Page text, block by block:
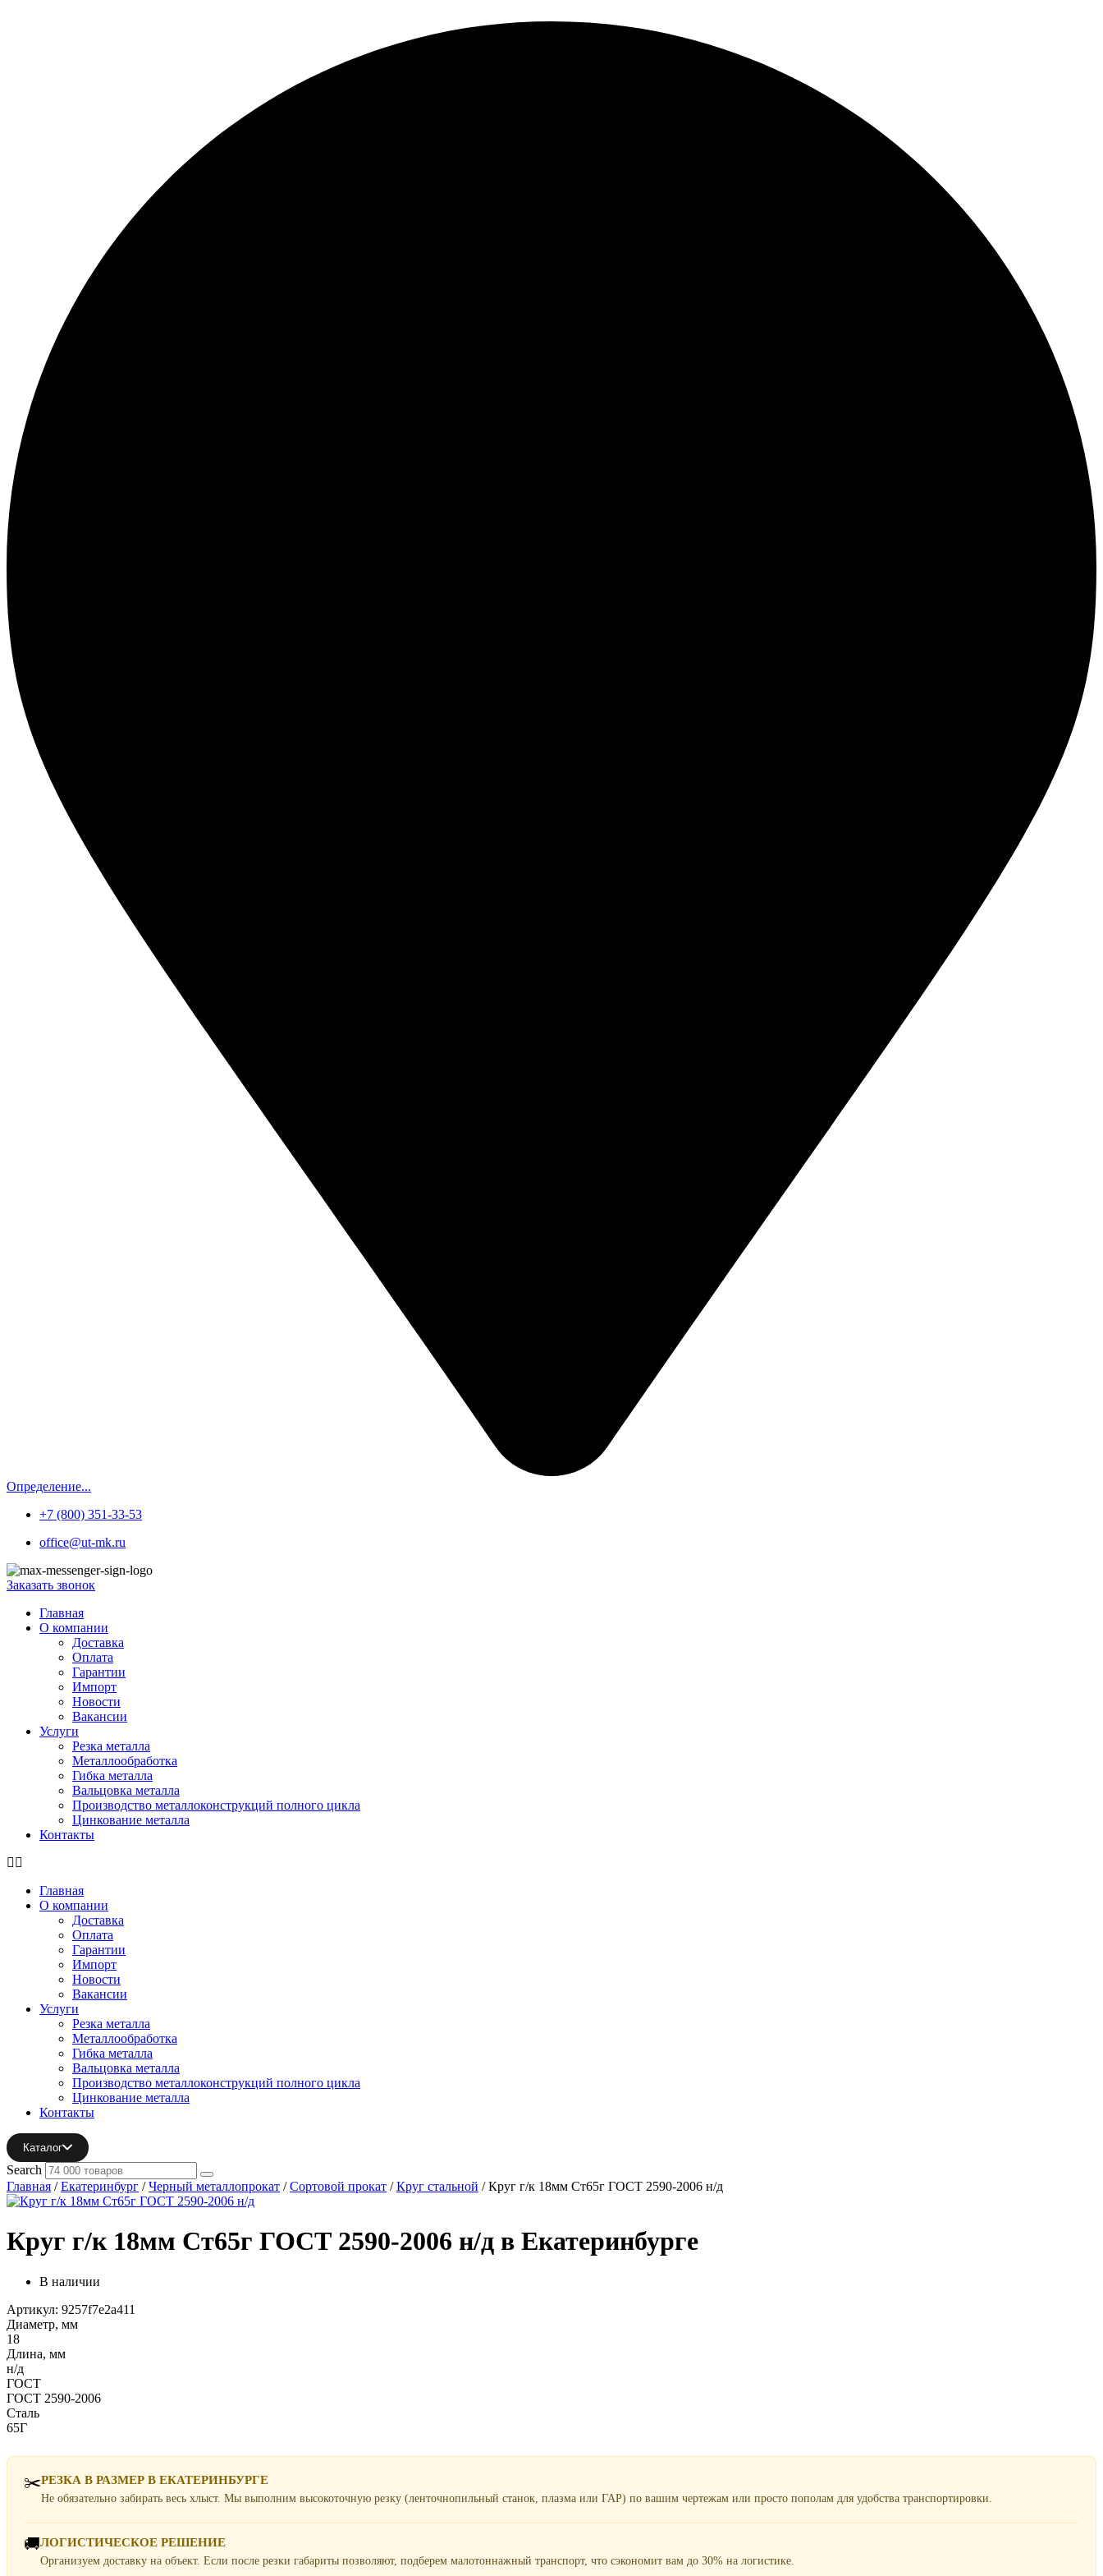
Определение...
+7 (800) 351-33-53
office@ut-mk.ru
Заказать звонок
Главная
О компании
Доставка
Оплата
Гарантии
Импорт
Новости
Вакансии
Услуги
Резка металла
Металлообработка
Гибка металла
Вальцовка металла
Производство металлоконструкций полного цикла
Цинкование металла
Контакты
Главная
О компании
Доставка
Оплата
Гарантии
Импорт
Новости
Вакансии
Услуги
Резка металла
Металлообработка
Гибка металла
Вальцовка металла
Производство металлоконструкций полного цикла
Цинкование металла
Контакты
Каталог
Search
Главная /Екатеринбург /Черный металлопрокат /Сортовой прокат /Круг стальной / Круг г/к 18мм Ст65г ГОСТ 2590-2006 н/д
Круг г/к 18мм Ст65г ГОСТ 2590-2006 н/д в Екатеринбурге
В наличии
Артикул: 9257f7e2a411
Диаметр, мм
18
Длина, мм
н/д
ГОСТ
ГОСТ 2590-2006
Сталь
65Г
✂️РЕЗКА В РАЗМЕР В ЕКАТЕРИНБУРГЕ
Не обязательно забирать весь хлыст. Мы выполним высокоточную резку (ленточнопильный станок, плазма или ГАР) по вашим чертежам или просто пополам для удобства транспортировки.
🚚ЛОГИСТИЧЕСКОЕ РЕШЕНИЕ
Организуем доставку на объект. Если после резки габариты позволяют, подберем малотоннажный транспорт, что сэкономит вам до 30% на логистике.